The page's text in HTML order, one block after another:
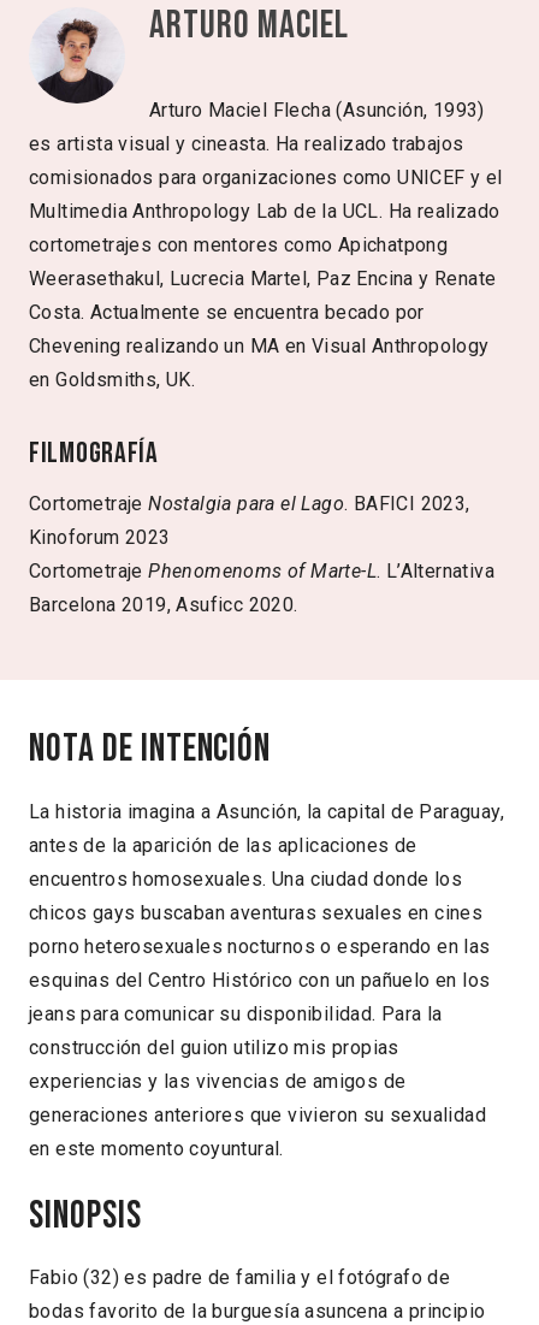
Arturo Maciel
Arturo Maciel Flecha (Asunción, 1993)
es artista visual y cineasta. Ha realizado trabajos
comisionados para organizaciones como UNICEF y el
Multimedia Anthropology Lab de la UCL. Ha realizado
cortometrajes con mentores como Apichatpong
Weerasethakul, Lucrecia Martel, Paz Encina y Renate
Costa. Actualmente se encuentra becado por
Chevening realizando un MA en Visual Anthropology
en Goldsmiths, UK.
Filmografía
CortometrajeNostalgia para el Lago. BAFICI 2023,
Kinoforum 2023
CortometrajePhenomenoms of Marte-L. L’Alternativa
Barcelona 2019, Asuficc 2020.
Nota de intención
La historia imagina a Asunción, la capital de Paraguay,
antes de la aparición de las aplicaciones de
encuentros homosexuales. Una ciudad donde los
chicos gays buscaban aventuras sexuales en cines
porno heterosexuales nocturnos o esperando en las
esquinas del Centro Histórico con un pañuelo en los
jeans para comunicar su disponibilidad. Para la
construcción del guion utilizo mis propias
experiencias y las vivencias de amigos de
generaciones anteriores que vivieron su sexualidad
en este momento coyuntural.
Sinopsis
Fabio (32) es padre de familia y el fotógrafo de
bodas favorito de la burguesía asuncena a principio